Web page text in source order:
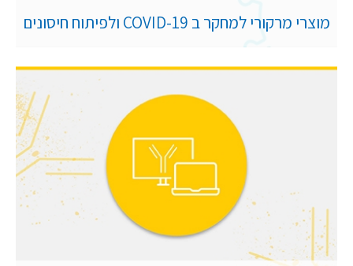
מוצרי מרקורי למחקר ב COVID-19 ולפיתוח חיסונים